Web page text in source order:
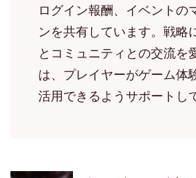
ログイン報酬、イベントの
ンを共有しています。戦略
とコミュニティとの交流を
は、プレイヤーがゲーム体
活用できるようサポートし